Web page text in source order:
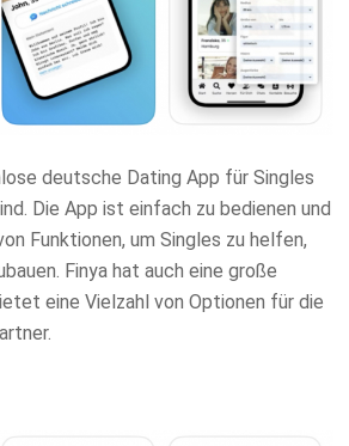
deutsche Dating App für Singles
Die App ist einfach zu bedienen und
Funktionen, um Singles zu helfen,
Finya hat auch eine große
eine Vielzahl von Optionen für die